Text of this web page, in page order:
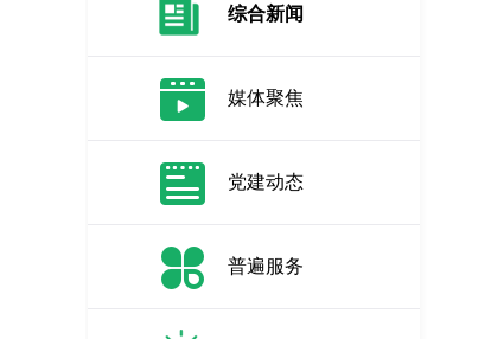
综合新闻
媒体聚焦
党建动态
普遍服务